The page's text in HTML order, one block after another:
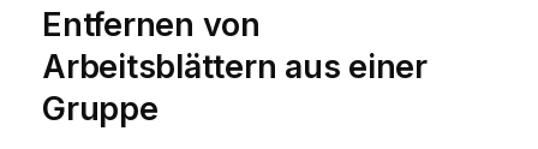
Entfernen von
Arbeitsblättern aus einer
Gruppe